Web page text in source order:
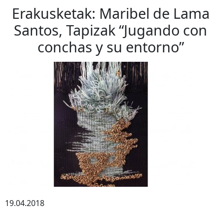
Erakusketak: Maribel de Lama
Santos, Tapizak “Jugando con
conchas y su entorno”
19.04.2018